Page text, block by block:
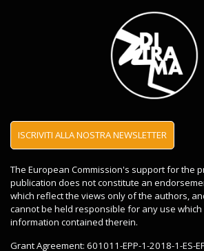
ISCRIVITI ALLA NOSTRA NEWSLETTER
The European Commission's support for the
publication does not constitute an
which reflect the views only of the authors,
cannot be held responsible for any use
information contained therein.
Grant Agreement: 601011-EPP-1-2018-1-ES-